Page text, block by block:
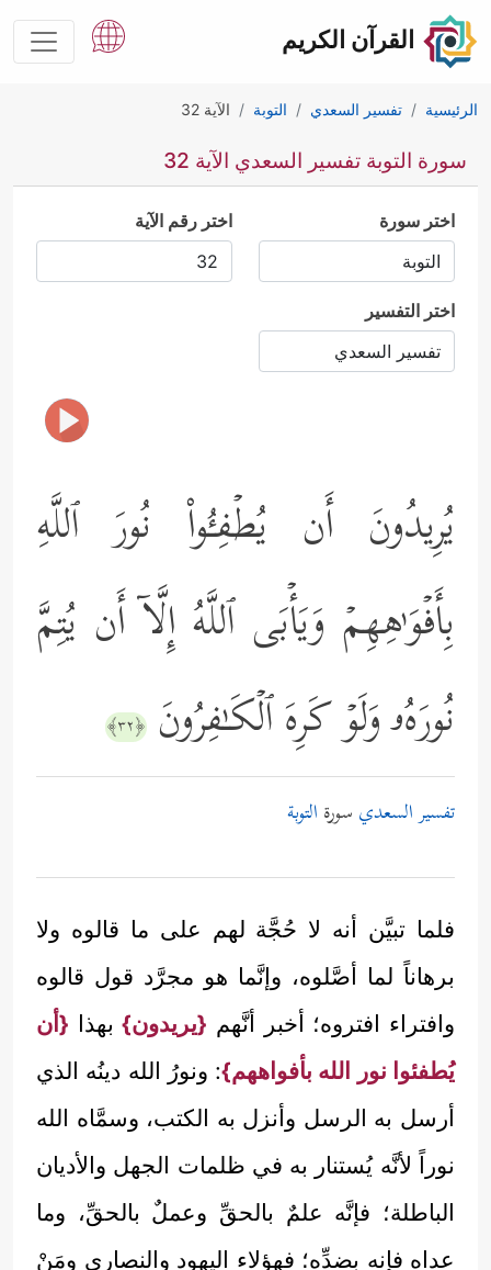
القرآن الكريم
الرئيسية تفسير السعدي التوبة الآية 32
سورة التوبة تفسير السعدي الآية 32
اختر سورة اختر رقم الآية
اختر التفسير
یُرِیدُونَ أَن یُطۡفِـُٔواْ نُورَ ٱللَّهِ
بِأَفۡوَ ٰ⁠هِهِمۡ وَیَأۡبَى ٱللَّهُ إِلَّاۤ أَن یُتِمَّ
نُورَهُۥ وَلَوۡ كَرِهَ ٱلۡكَـٰفِرُونَ ﴿٣٢﴾
تفسير السعدي سورة التوبة
فلما تبيَّن أنه لا حُجَّة لهم على ما قالوه ولا
برهاناً لما أصَّلوه، وإنَّما هو مجرَّد قول قالوه
وافتراء افتروه؛ أخبر أنَّهم {يريدون}بهذا {أن
يُطفئوا نور الله بأفواههم}: ونورُ الله دينُه الذي
أرسل به الرسل وأنزل به الكتب، وسمَّاه الله
نوراً لأنَّه يُستنار به في ظلمات الجهل والأديان
الباطلة؛ فإنَّه علمٌ بالحقِّ وعملٌ بالحقِّ، وما
عداه فإنه بضدِّه؛ فهؤلاء اليهود والنصارى ومَنْ